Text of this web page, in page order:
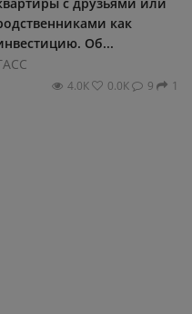
как
Об...
4.0К 0.0К 9 1